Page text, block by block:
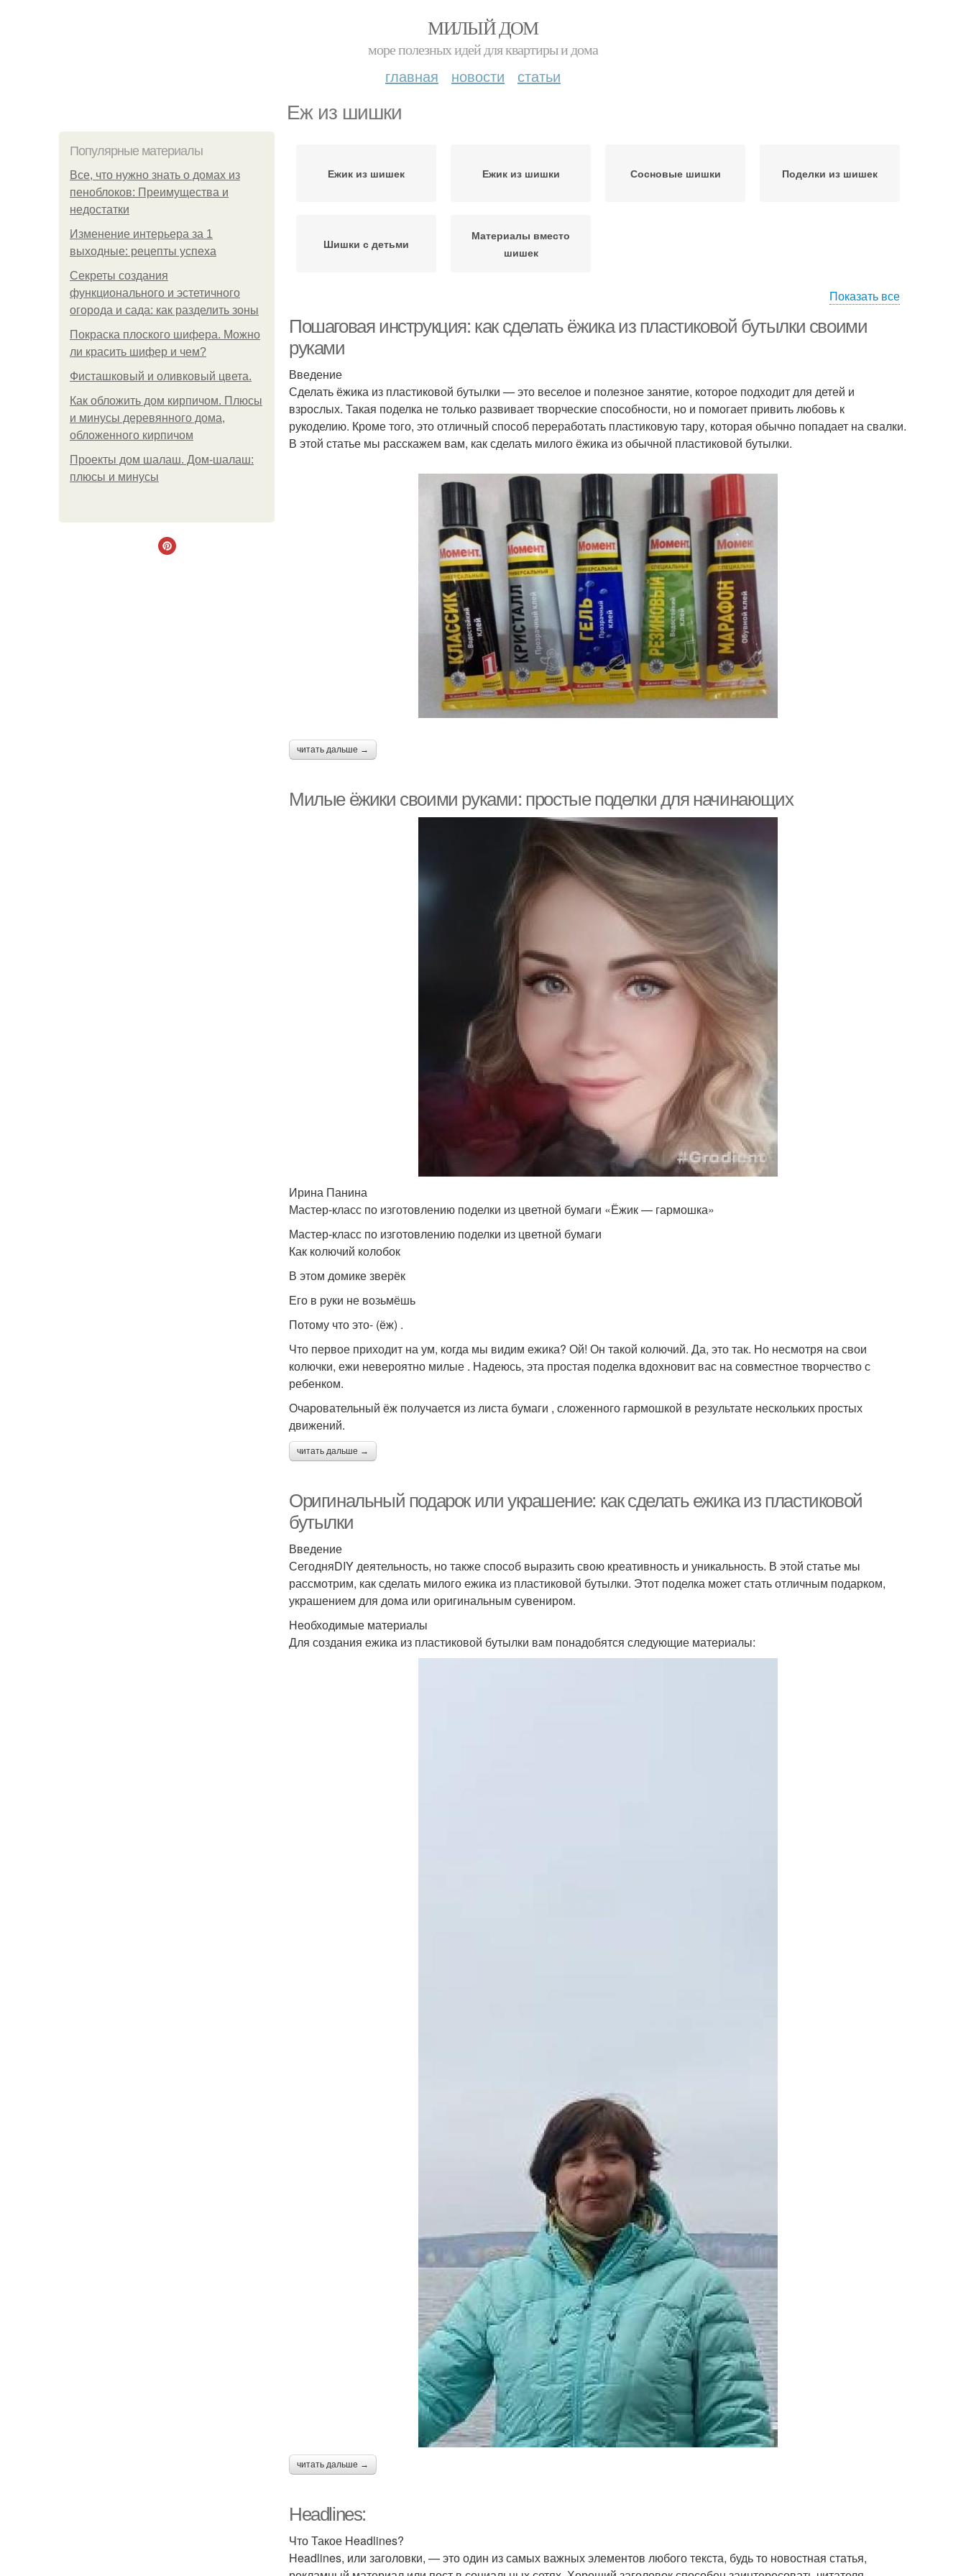
МИЛЫЙ ДОМ
море полезных идей для квартиры и дома
главная новости статьи
Еж из шишки
Популярные материалы
Все, что нужно знать о домах из
пеноблоков: Преимущества и
недостатки
Изменение интерьера за 1
выходные: рецепты успеха
Секреты создания
функционального и эстетичного
огорода и сада: как разделить зоны
Покраска плоского шифера. Можно
ли красить шифер и чем?
Фисташковый и оливковый цвета.
Как обложить дом кирпичом. Плюсы
и минусы деревянного дома,
обложенного кирпичом
Проекты дом шалаш. Дом-шалаш:
плюсы и минусы
Ежик из шишек Ежик из шишки Сосновые шишки Поделки из шишек
Шишки с детьми
Материалы вместо
шишек
Показать все
Пошаговая инструкция: как сделать ёжика из пластиковой бутылки своими
руками
Введение
Сделать ёжика из пластиковой бутылки — это веселое и полезное занятие, которое подходит для детей и
взрослых. Такая поделка не только развивает творческие способности, но и помогает привить любовь к
рукоделию. Кроме того, это отличный способ переработать пластиковую тару, которая обычно попадает на свалки.
В этой статье мы расскажем вам, как сделать милого ёжика из обычной пластиковой бутылки.
читать дальше →
Милые ёжики своими руками: простые поделки для начинающих
Ирина Панина
Мастер-класс по изготовлению поделки из цветной бумаги «Ёжик — гармошка»
Мастер-класс по изготовлению поделки из цветной бумаги
Как колючий колобок
В этом домике зверёк
Его в руки не возьмёшь
Потому что это- (ёж) .
Что первое приходит на ум, когда мы видим ежика? Ой! Он такой колючий. Да, это так. Но несмотря на свои
колючки, ежи невероятно милые . Надеюсь, эта простая поделка вдохновит вас на совместное творчество с
ребенком.
Очаровательный ёж получается из листа бумаги , сложенного гармошкой в результате нескольких простых
движений.
читать дальше →
Оригинальный подарок или украшение: как сделать ежика из пластиковой
бутылки
Введение
СегодняDIY деятельность, но также способ выразить свою креативность и уникальность. В этой статье мы
рассмотрим, как сделать милого ежика из пластиковой бутылки. Этот поделка может стать отличным подарком,
украшением для дома или оригинальным сувениром.
Необходимые материалы
Для создания ежика из пластиковой бутылки вам понадобятся следующие материалы:
читать дальше →
Headlines:
Что Такое Headlines?
Headlines, или заголовки, — это один из самых важных элементов любого текста, будь то новостная статья,